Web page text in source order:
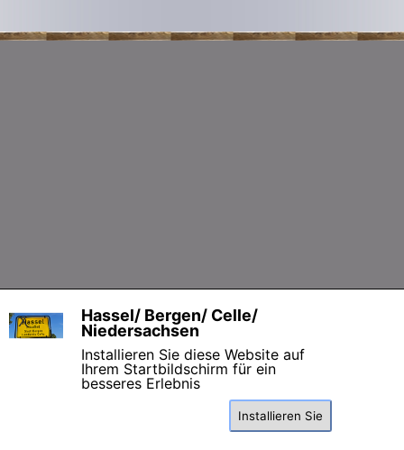
Hassel/ Bergen/ Celle/
Niedersachsen
Installieren Sie diese Website auf
Ihrem Startbildschirm für ein
besseres Erlebnis
Installieren Sie
X